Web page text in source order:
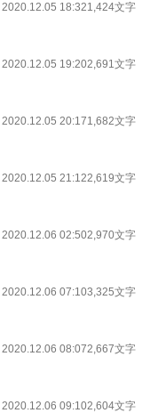
2020.12.05 18:321,424文字
2020.12.05 19:202,691文字
2020.12.05 20:171,682文字
2020.12.05 21:122,619文字
2020.12.06 02:502,970文字
2020.12.06 07:103,325文字
2020.12.06 08:072,667文字
2020.12.06 09:102,604文字